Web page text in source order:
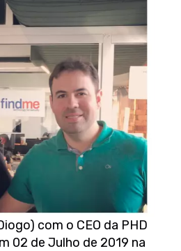
com o CEO da PHD
02 de Julho de 2019 na